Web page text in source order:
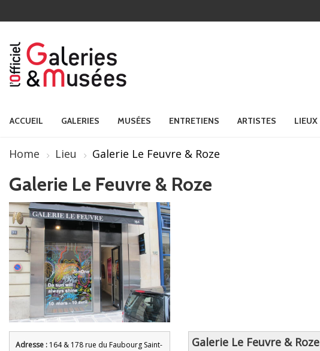
ACCUEIL GALERIES MUSÉES ENTRETIENS ARTISTES LIEUX
Home Lieu Galerie Le Feuvre & Roze
Galerie Le Feuvre & Roze
Adresse : 164 & 178 rue du Faubourg Saint-
Galerie Le Feuvre & Roze